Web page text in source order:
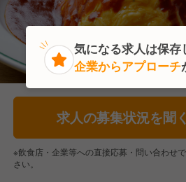
求人の募集状況を聞く
※飲食店・企業等への直接応募・問い合わせ
さい。
気になる求人は保存
企業からアプローチ